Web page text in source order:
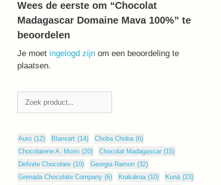
Wees de eerste om “Chocolat
Madagascar Domaine Mava 100%” te
beoordelen
Je moet ingelogd zijn om een beoordeling te
plaatsen.
Auro (12) Blanxart (14) Choba Choba (6)
Chocolaterie A. Morin (20) Chocolat Madagascar (15)
Definite Chocolate (10) Georgia Ramon (32)
Grenada Chocolate Company (6) Krakakoa (10) Kuná (23)